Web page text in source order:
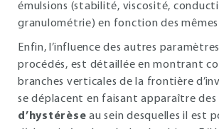
émulsions (stabilité, viscosité,
granulométrie) en fonction des
Enfin, l’influence des autres
procédés, est détaillée en montrant
branches verticales de la frontière
se déplacent en faisant apparaître des
d’hystérèse au sein desquelles il est